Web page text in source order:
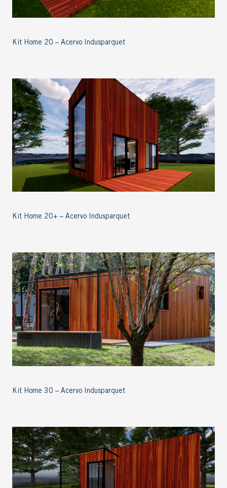
Kit Home 20 – Acervo Indusparquet
Kit Home 20+ – Acervo Indusparquet
Kit Home 30 – Acervo Indusparquet